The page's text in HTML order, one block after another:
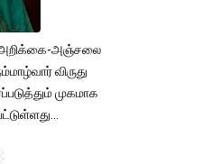
அறிக்கை-அஞ்சலை
விருது
முகமாக